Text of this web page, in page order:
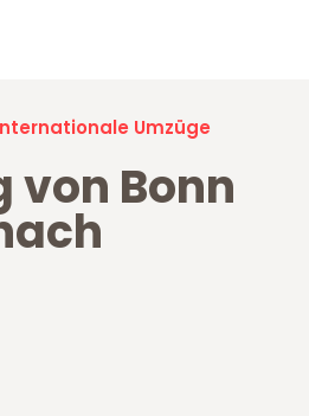
Umzüge
von Bonn